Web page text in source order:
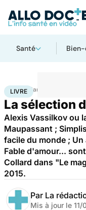
Santé
Accueil Santé
LIVRE
La sélection
Alexis Vassilkov ou
Maupassant ;
facile du monde ;
Fable d'amour...
Collard dans "Le
2015.
Par La
Mis à jour le 11/